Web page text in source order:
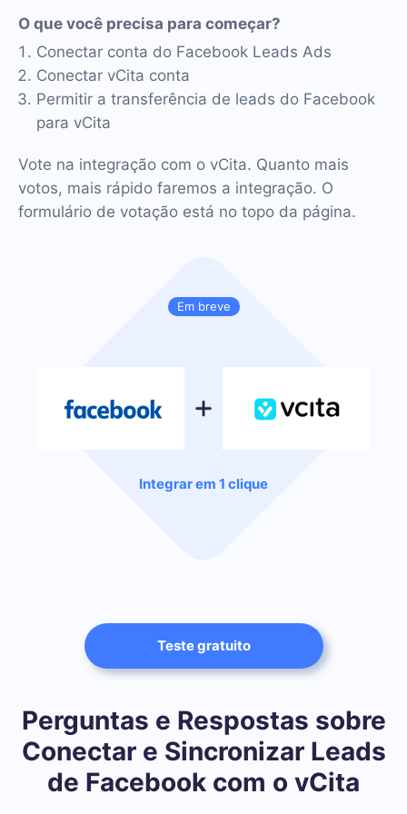
Em breve
Integrar em 1 clique
O que você precisa para começar?
Conectar conta do Facebook Leads Ads
Conectar vCita conta
Permitir a transferência de leads do Facebook
para vCita
Vote na integração com o vCita. Quanto mais
votos, mais rápido faremos a integração. O
formulário de votação está no topo da página.
Teste gratuito
Perguntas e Respostas sobre
Conectar e Sincronizar Leads
de Facebook com o vCita